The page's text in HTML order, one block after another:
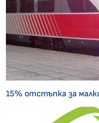
15% отстъпка за